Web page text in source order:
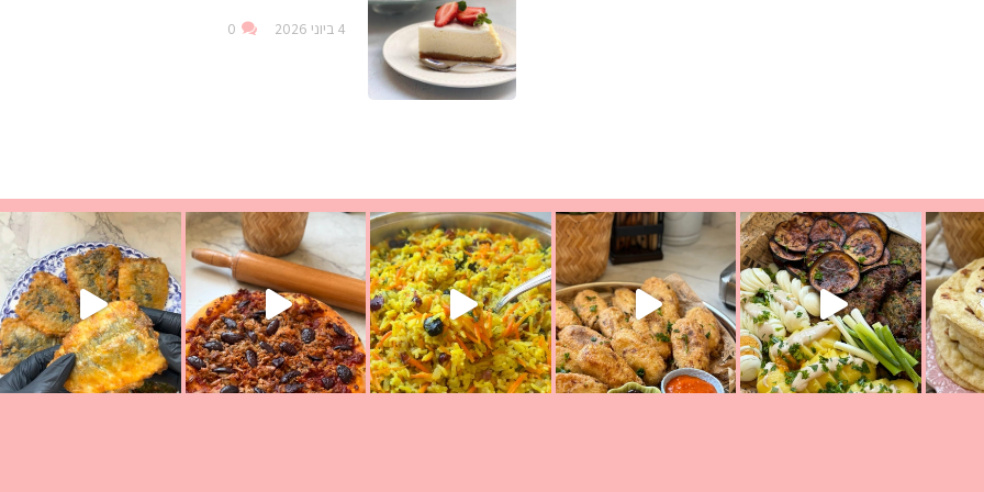
4 ביוני 2026 0
בפ
הימים, חשבתי מה לחדש לכם ונראה
אורז יצירתי לתשעת הימים ולכבוד שבת קודשלמתכון
פיצה של תשעת הימים ולמה היא נקראת ככה? ההסבר בסרטומז׳ווז׳ין או בתרגום לעברית, מחותניםמתכון ראש